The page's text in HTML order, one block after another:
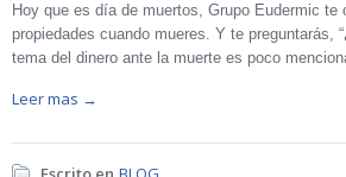
Hoy que es día de muertos, Grupo Eudermic
propiedades cuando mueres. Y te preguntarás,
tema del dinero ante la muerte es poco
Leer mas →